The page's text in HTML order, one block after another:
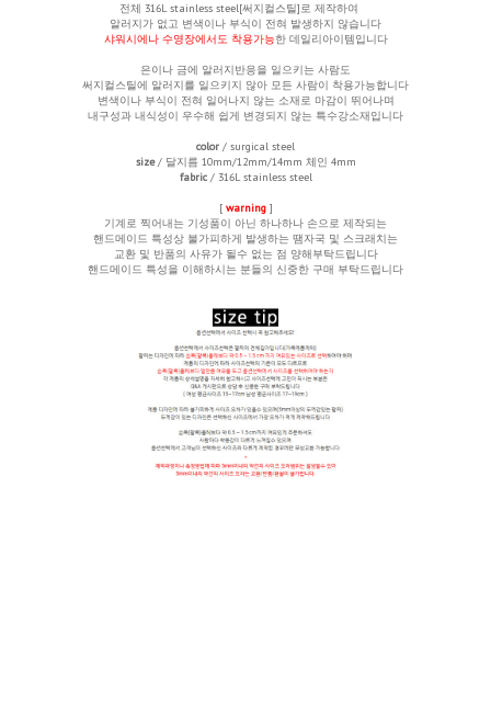
전체 316L stainless steel[써지컬스틸]로 제작하여
알러지가 없고 변색이나 부식이 전혀 발생하지 않습니다
샤워시에나 수영장에서도 착용가능한 데일리아이템입니다
은이나 금에 알러지반응을 일으키는 사람도
써지컬스틸에 알러지를 일으키지 않아 모든 사람이 착용가능합니다
변색이나 부식이 전혀 일어나지 않는 소재로 마감이 뛰어나며
내구성과 내식성이 우수해 쉽게 변경되지 않는 특수강소재입니다
color / surgical steel
size/ 달지름 10mm/12mm/14mm 체인 4mm
fabric/ 316L stainless steel
[ warning ]
기계로 찍어내는 기성품이 아닌 하나하나 손으로 제작되는
핸드메이드 특성상 불가피하게 발생하는 땜자국 및 스크래치는
교환 및 반품의 사유가 될수 없는 점 양해부탁드립니다
핸드메이드 특성을 이해하시는 분들의 신중한 구매 부탁드립니다